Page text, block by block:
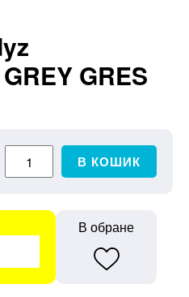
GRES
В КОШИК
В обране